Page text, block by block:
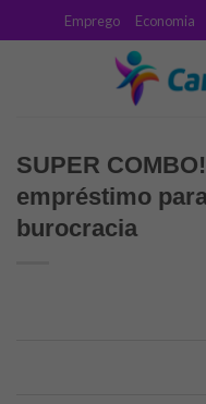
to
Emprego Economia
SUPER
empréstimo
burocracia